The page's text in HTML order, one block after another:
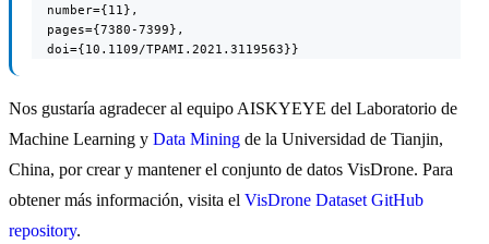
  number={11},
  pages={7380-7399},
  doi={10.1109/TPAMI.2021.3119563}}
Nos gustaría agradecer al equipo AISKYEYE del Laboratorio de
Machine Learning y Data Mining de la Universidad de Tianjin,
China, por crear y mantener el conjunto de datos VisDrone. Para
obtener más información, visita el VisDrone Dataset GitHub
repository.